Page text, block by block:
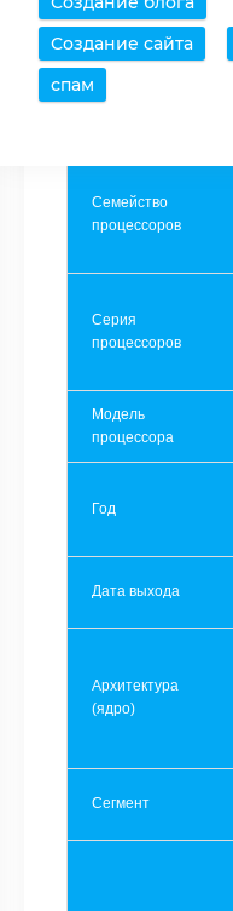
Создание сайта
спам
Производитель
Семейство
процессоров
Серия
процессоров
Модель
процессора
Год
Дата выхода
Архитектура
(ядро)
Сегмент